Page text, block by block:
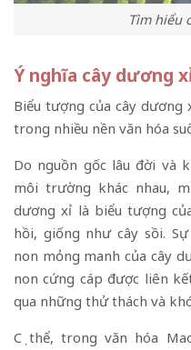
Tìm hiểu
Ý nghĩa cây dương
Biểu tượng của cây
trong nhiều nền văn hóa
Do nguồn gốc lâu đời và
môi trường khác nhau,
dương xỉ là biểu tượng
hồi, giống như cây sồi.
non mỏng manh của cây
non cứng cáp được liên
qua những thử thách và
Cụ thể, trong văn hóa